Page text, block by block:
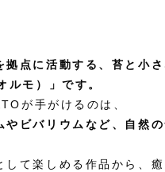
拠点に活動する、苔と小
ルモ）」です。
が手がけるのは、
やビバリウムなど、自然
して楽しめる作品から、